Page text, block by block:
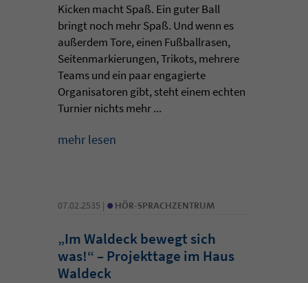
Kicken macht Spaß. Ein guter Ball
bringt noch mehr Spaß. Und wenn es
außerdem Tore, einen Fußballrasen,
Seitenmarkierungen, Trikots, mehrere
Teams und ein paar engagierte
Organisatoren gibt, steht einem echten
Turnier nichts mehr ...
mehr lesen
07.02.2535 | • HÖR-SPRACHZENTRUM
„Im Waldeck bewegt sich
was!“ – Projekttage im Haus
Waldeck